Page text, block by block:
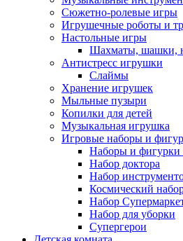
Сюжетно-ролевые игры
Игрушечные роботы и
Настольные игры
Шахматы, шашки,
Антистресс игрушки
Слаймы
Хранение игрушек
Мыльные пузыри
Копилки для детей
Музыкальная игрушка
Игровые наборы и
Наборы и фигурки
Набор доктора
Набор
Космический
Hабор
Набор для уборки
Супергерои